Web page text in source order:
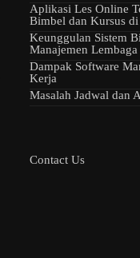
Aplikasi Les Online
Bimbel dan Kursus
Keunggulan Sistem
Manajemen
Dampak Software
Kerja
Masalah Jadwal dan
Contact Us